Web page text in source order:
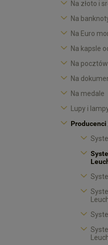
Na złoto i
Na
Na Euro
Na kapsle
Na
Na
Na medale
Lupy i
Producenci